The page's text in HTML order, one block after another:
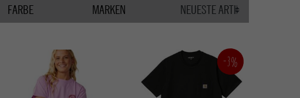
FARBE MARKEN
-3%